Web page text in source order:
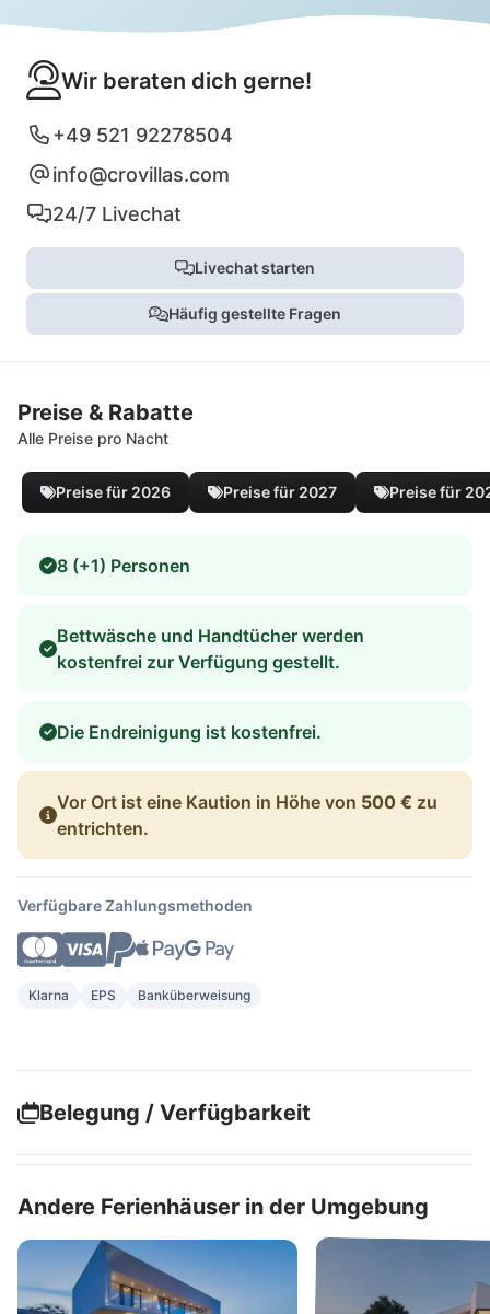
Wir beraten dich gerne!
+49 521 92278504
info@crovillas.com
24/7 Livechat
Livechat starten
Häufig gestellte Fragen
Preise & Rabatte
Alle Preise pro Nacht
Preise für 2026 Preise für 2027 Preise für
8 (+1) Personen
Bettwäsche und Handtücher werden
kostenfrei zur Verfügung gestellt.
Die Endreinigung ist kostenfrei.
Vor Ort ist eine Kaution in Höhe von 500 € zu
entrichten.
Verfügbare Zahlungsmethoden
Klarna EPS Banküberweisung
Belegung / Verfügbarkeit
Andere Ferienhäuser in der Umgebung